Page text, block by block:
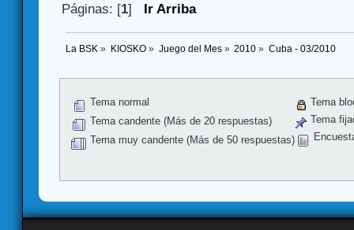
Páginas: [1] Ir Arriba
La BSK » KIOSKO» Juego del Mes» 2010 » Cuba - 03/2010
Tema normal
Tema candente (Más de 20 respuestas)
Tema muy candente (Más de 50 respuestas)
Tema
Tema